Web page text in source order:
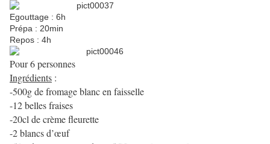
Egouttage : 6h
Prépa : 20min
Repos : 4h
Pour 6 personnes
Ingrédients :
-500g de fromage blanc en faisselle
-12 belles fraises
-20cl de crème fleurette
-2 blancs d’œuf